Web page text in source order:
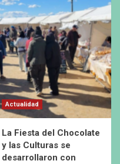
Actualidad
La Fiesta del Chocolate
y las Culturas se
desarrollaron con